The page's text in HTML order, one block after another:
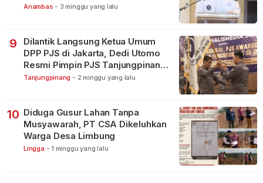
Anambas - 3 minggu yang lalu
9
Dilantik Langsung Ketua Umum
DPP PJS di Jakarta, Dedi Utomo
Resmi Pimpin PJS Tanjungpinang-
Bintan
Tanjungpinang - 2 minggu yang lalu
10 Diduga Gusur Lahan Tanpa
Musyawarah, PT CSA Dikeluhkan
Warga Desa Limbung
Lingga - 1 minggu yang lalu